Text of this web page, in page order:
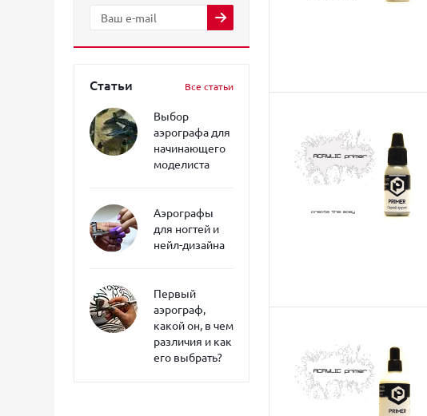
Статьи Все статьи
Выбор
аэрографа для
начинающего
моделиста
Аэрографы
для ногтей и
нейл-дизайна
Первый
аэрограф,
какой он, в чем
различия и как
его выбрать?